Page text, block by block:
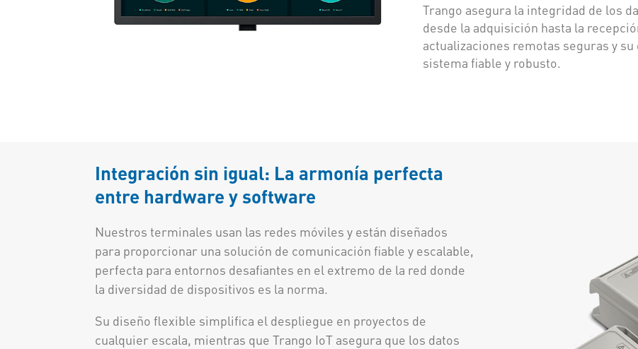
Trango asegura la integridad de los
desde la adquisición hasta la
actualizaciones remotas seguras y
sistema fiable y robusto.
Integración sin igual: La armonía perfecta
entre hardware y software
Nuestros terminales usan las redes móviles y están diseñados
para proporcionar una solución de comunicación fiable y escalable,
perfecta para entornos desafiantes en el extremo de la red donde
la diversidad de dispositivos es la norma.
Su diseño flexible simplifica el despliegue en proyectos de
cualquier escala, mientras que Trango IoT asegura que los datos